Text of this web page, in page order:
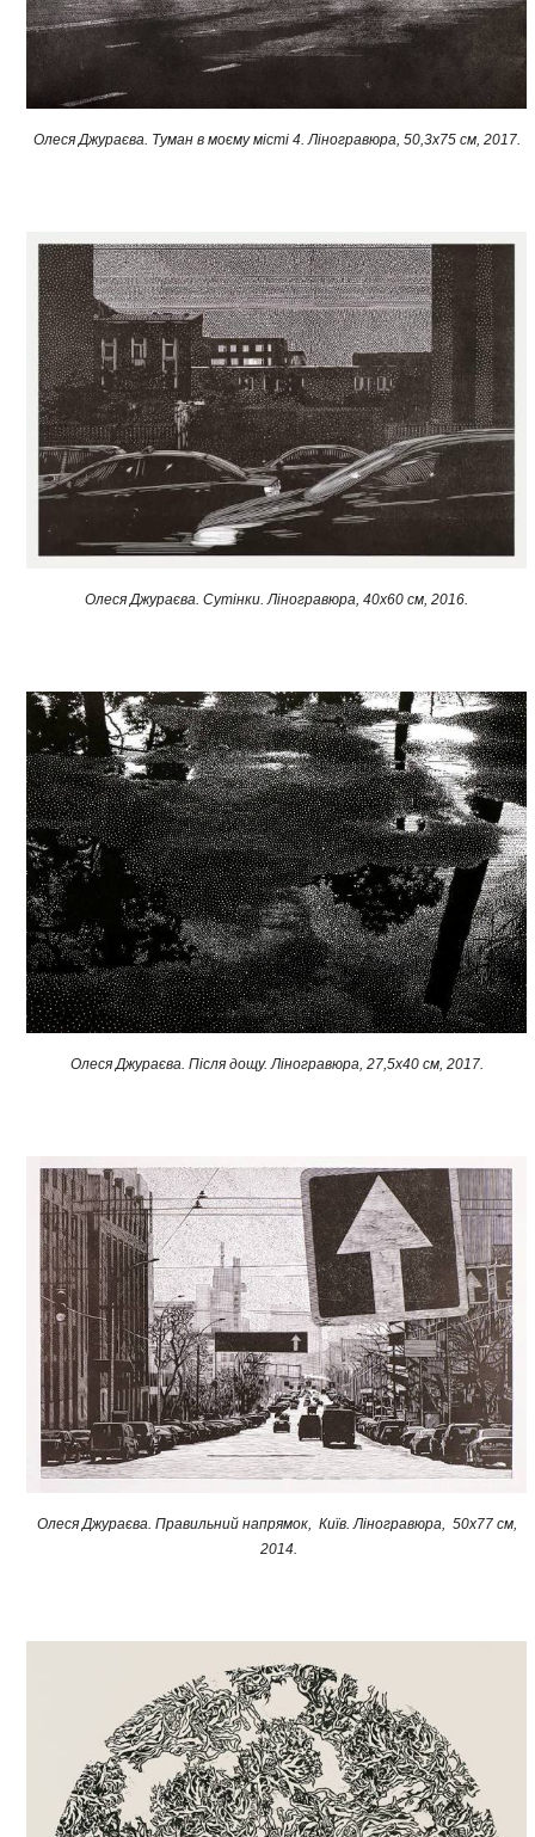
Олеся Джураєва. Туман в моєму місті 4. Ліногравюра, 50,3x75 см, 2017.
Олеся Джураєва. Сутінки. Ліногравюра, 40х60 см, 2016.​
Олеся Джураєва. Після дощу. Ліногравюра, 27,5x40 см, 2017.​
Олеся Джураєва. Правильний напрямок, Київ. Ліногравюра, 50x77 cм,
2014.​